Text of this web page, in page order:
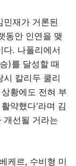
민재가 거론된
동안 인연을 맺
다. 나폴리에서
)를 달성할 때
시 칼리두 쿨리
황에도 전혀 부
약했다'라며 김
개선될 거라는
케르, 수비형 미